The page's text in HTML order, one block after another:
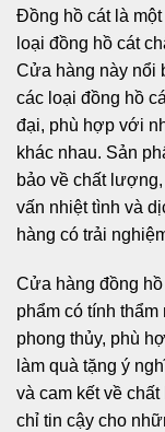
Đồng hồ cátlà một
loại đồng hồ cát
Cửa hàng này nổi
các loại đồng hồ
đại, phù hợp với
khác nhau. Sản
bảo về chất
vấn nhiệt tình và
hàng có trải
Cửa hàng đồng
phẩm có tính thẩm
phong thủy, phù
làm quà tặng ý
và cam kết về
chỉ tin cậy cho